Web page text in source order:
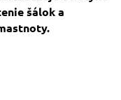
šálok a